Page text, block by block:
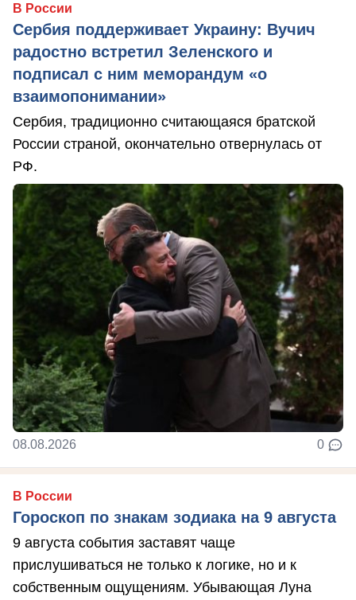
В России
Сербия поддерживает Украину: Вучич
радостно встретил Зеленского и
подписал с ним меморандум «о
взаимопонимании»
Сербия, традиционно считающаяся братской
России страной, окончательно отвернулась от
РФ.
08.08.2026 0
В России
Гороскоп по знакам зодиака на 9 августа
9 августа события заставят чаще
прислушиваться не только к логике, но и к
собственным ощущениям. Убывающая Луна